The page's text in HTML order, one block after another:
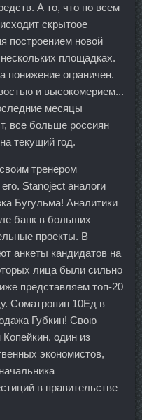
А то, что по всем
скрытоое
построением новой
площадках.
понижение ограничен.
и высокомерием...
месяцы
все больше россиян
текущий год.
тренером
Stanoject аналоги
Бугульма! Аналитики
банк в больших
проекты. В
анкеты кандидатов на
лица были сильно
представляем топ-20
Cоматропин 10Ед в
Губкин! Свою
один из
экономистов,
в правительстве